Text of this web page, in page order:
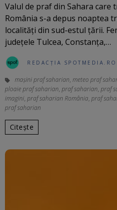
Valul de praf din Sahara care
România s-a depus noaptea
localități din sud-estul țării.
județele Tulcea, Constanţa,…
REDACȚIA SPOTMEDIA.RO
mașini praf saharian, meteo praf
ploaie praf saharian, praf saharian, praf
imagini, praf saharian România, praf
praf saharian
Citește